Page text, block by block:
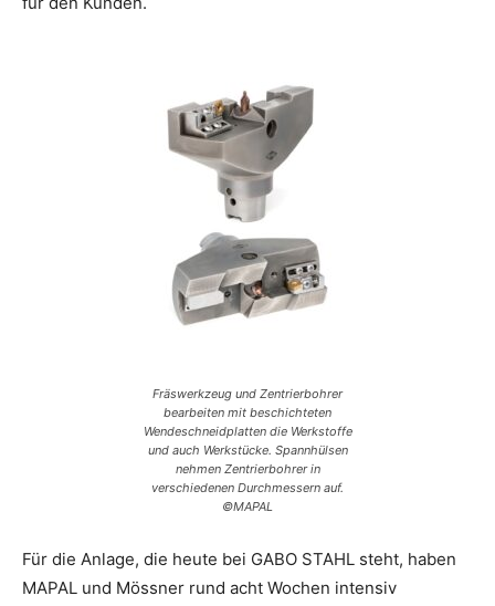
Fräswerkzeug und Zentrierbohrer
bearbeiten mit beschichteten
Wendeschneidplatten die Werkstoffe
und auch Werkstücke. Spannhülsen
nehmen Zentrierbohrer in
verschiedenen Durchmessern auf.
©MAPAL
Für die Anlage, die heute bei GABO STAHL steht, haben
MAPAL und Mössner rund acht Wochen intensiv